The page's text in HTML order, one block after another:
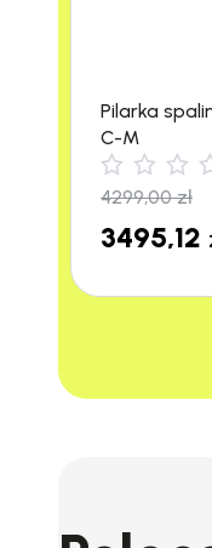
Pilarka
C-M
4299,00zł
3495,12